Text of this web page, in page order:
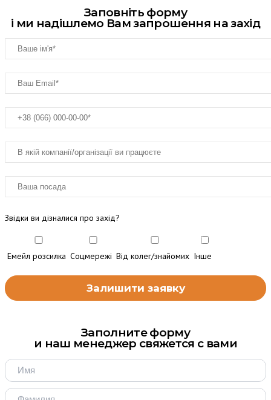
Заповніть форму
і ми надішлемо Вам запрошення на захід
Звідки ви дізналися про захід?
Емейл розсилка Соцмережі Від колег/знайомих Інше
Заполните форму
и наш менеджер свяжется с вами